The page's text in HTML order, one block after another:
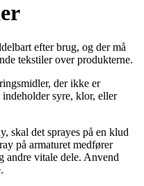
efter brug, og der må
tekstiler over produkterne.
der ikke er
syre, klor, eller
skal det sprayes på en klud
på armaturet medfører
andre vitale dele. Anvend